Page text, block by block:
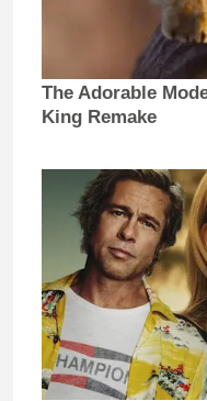
The Adorable
King Remake